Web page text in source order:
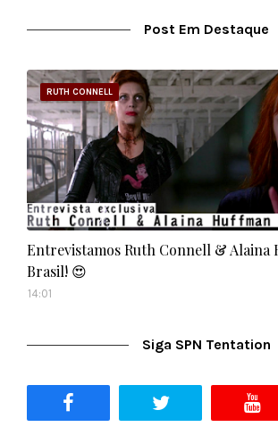
Post Em Destaque
RUTH CONNELL
Entrevistamos Ruth Connell & Alaina
Brasil! 😍
14:01
Siga SPN Tentation